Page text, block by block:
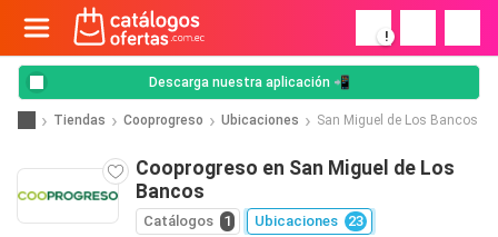
!
Descarga nuestra aplicación 📲
Tiendas Cooprogreso Ubicaciones San Miguel de Los Bancos
Cooprogreso en San Miguel de Los
Bancos
Catálogos 1 Ubicaciones 23